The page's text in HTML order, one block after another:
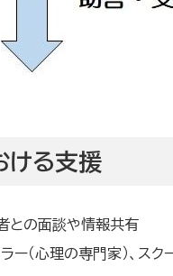
ける支援
との面談や情報共有
ー（心理の専門家）、ス